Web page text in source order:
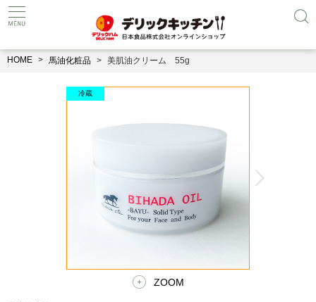
HOME 馬油化粧品 美肌油クリーム 55g
ZOOM